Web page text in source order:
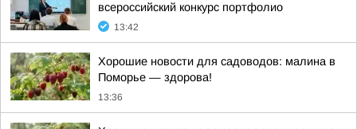
всероссийский конкурс портфолио
13:42
Хорошие новости для садоводов: малина в
Поморье — здорова!
13:36